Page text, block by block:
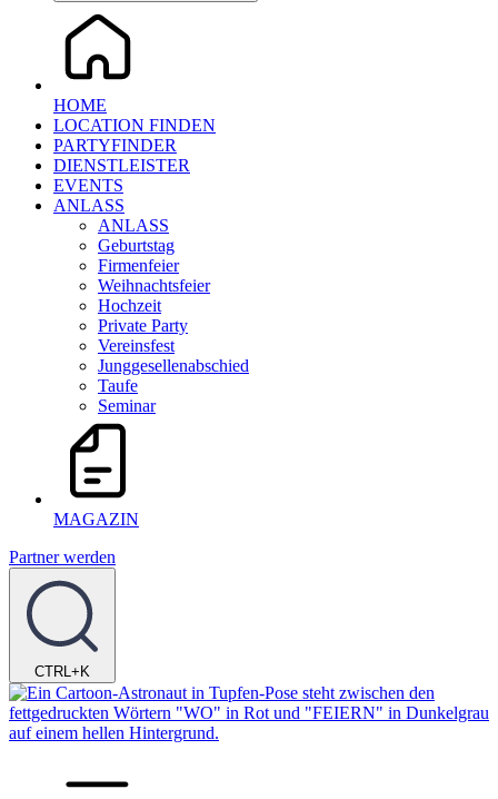
HOME
LOCATION FINDEN
PARTYFINDER
DIENSTLEISTER
EVENTS
ANLASS
ANLASS
Geburtstag
Firmenfeier
Weihnachtsfeier
Hochzeit
Private Party
Vereinsfest
Junggesellenabschied
Taufe
Seminar
MAGAZIN
Partner werden
CTRL+K